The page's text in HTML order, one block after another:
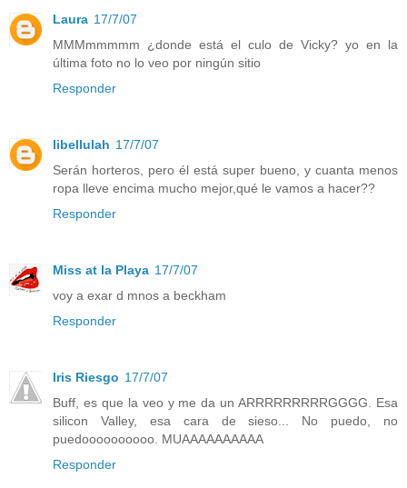
Laura 17/7/07
MMMmmmmm ¿donde está el culo de Vicky? yo en la
última foto no lo veo por ningún sitio
Responder
libellulah 17/7/07
Serán horteros, pero él está super bueno, y cuanta menos
ropa lleve encima mucho mejor,qué le vamos a hacer??
Responder
Miss at la Playa 17/7/07
voy a exar d mnos a beckham
Responder
Iris Riesgo 17/7/07
Buff, es que la veo y me da un ARRRRRRRRRGGGG. Esa
silicon Valley, esa cara de sieso... No puedo, no
puedoooooooooo. MUAAAAAAAAAA
Responder